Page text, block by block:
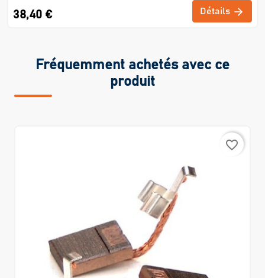
38,40 € Détails
Fréquemment achetés avec ce
produit
favorite_border